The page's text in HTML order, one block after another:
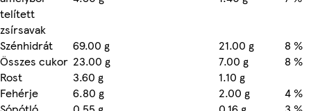
telített
zsírsavak
Szénhidrát 69.00 g 21.00 g
8 %
Összes cukor 23.00 g 7.00 g
8 %
Rost
3.60 g
1.10 g
Fehérje
6.80 g 2.00 g
4 %